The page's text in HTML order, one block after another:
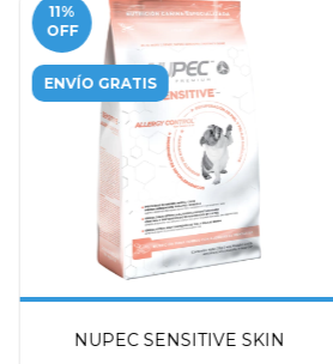
11%
OFF
ENVÍO GRATIS
NUPEC SENSITIVE SKIN